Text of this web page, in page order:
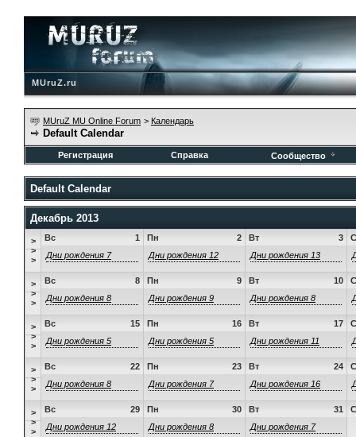
MUruZ.ru
MUruZ MU Online Forum > Календарь
Default Calendar
Регистрация Справка Сообщество
Default Calendar
Декабрь 2013
>
>
>
1
Вс
Дни рождения 7
2
Пн
Дни рождения 12
3
Вт
Дни рождения 13
>
>
>
8
Вс
Дни рождения 8
9
Пн
Дни рождения 9
10
Вт
Дни рождения 8
>
>
>
15
Вс
Дни рождения 5
16
Пн
Дни рождения 5
17
Вт
Дни рождения 11
>
>
>
22
Вс
Дни рождения 8
23
Пн
Дни рождения 7
24
Вт
Дни рождения 16
>
>
>
29
Вс
Дни рождения 12
30
Пн
Дни рождения 8
31
Вт
Дни рождения 7